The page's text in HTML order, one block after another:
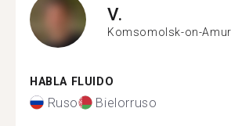
V.
Komsomolsk-on-Amur
HABLA FLUIDO
Ruso Bielorruso